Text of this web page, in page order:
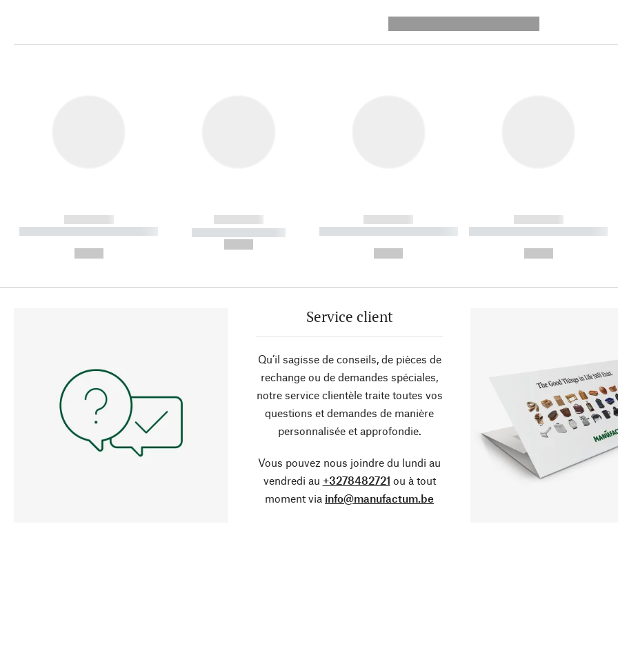
------------
----------- ----------- ----------
------------
----------- -----------
------------
----------- ----------- ----------
------------
----------- ----------- ----------
Service client
Qu’il sagisse de conseils, de pièces de
rechange ou de demandes spéciales,
notre service clientèle traite toutes vos
questions et demandes de manière
personnalisée et approfondie.
Vous pouvez nous joindre du lundi au
vendredi au +3278482721 ou à tout
moment via info@manufactum.be